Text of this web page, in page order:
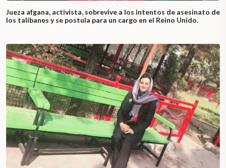
Jueza afgana, activista, sobrevive a los intentos de asesinato de
los talibanes y se postula para un cargo en el Reino Unido.